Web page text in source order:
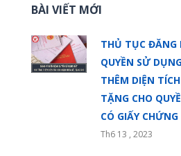
BÀI VIẾT MỚI
THỦ TỤC ĐĂNG
QUYỀN SỬ
THÊM DIỆN
TẶNG CHO
CÓ GIẤY
Th6 13 , 2023